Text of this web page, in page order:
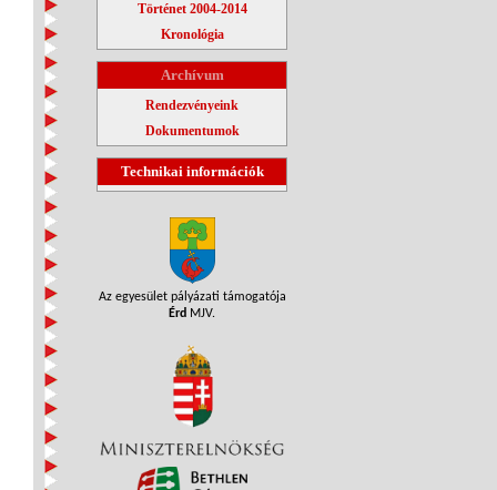
Történet 2004-2014
Kronológia
Archívum
Rendezvényeink
Dokumentumok
Technikai információk
Az egyesület pályázati támogatója
Érd MJV.